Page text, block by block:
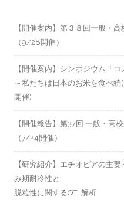
【開催案内】第３８回一般・
（9/28開催）
【開催案内】シンポジウム「
～私たちは日本のお米を食べ
開催)
【開催報告】第37回 一般・高
（7/24開催）
【研究紹介】エチオピアの主
み期耐冷性と
脱粒性に関するQTL解析